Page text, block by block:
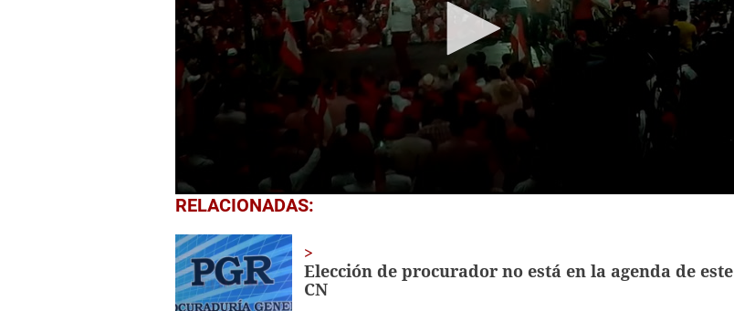
0
seconds
1
minute,
31
secondsVolume
0%
RELACIONADAS:
Elección de procurador no está en la agenda de este
CN